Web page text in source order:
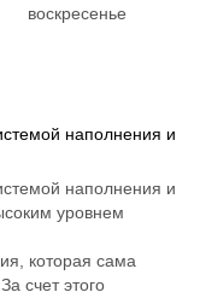
воскресенье
наполнения и
наполнения и
уровнем
которая сама
счет этого